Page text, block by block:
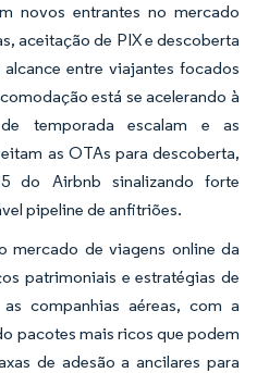
novos entrantes no mercado
aceitação de PIX e descoberta
entre viajantes focados
está se acelerando à
temporada escalam e as
as OTAs para descoberta,
do Airbnb sinalizando forte
pipeline de anfitriões.
mercado de viagens online da
patrimoniais e estratégias de
companhias aéreas, com a
pacotes mais ricos que podem
de adesão a ancilares para